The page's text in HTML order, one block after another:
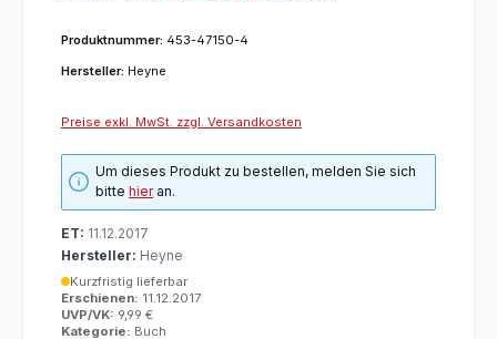
Produktnummer: 453-47150-4
Hersteller: Heyne
Preise exkl. MwSt. zzgl. Versandkosten
Um dieses Produkt zu bestellen, melden Sie sich
bittehieran.
ET: 11.12.2017
Hersteller: Heyne
Kurzfristig lieferbar
Erschienen: 11.12.2017
UVP/VK: 9,99 €
Kategorie: Buch